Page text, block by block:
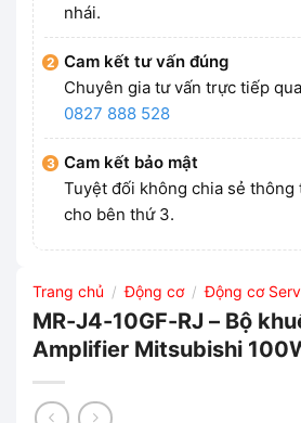
nhái.
Cam kết tư vấn đúng
Chuyên gia tư vấn trực tiếp
0827 888 528
Cam kết bảo mật
Tuyệt đối không chia sẻ thông
cho bên thứ 3.
Trang chủ / Động cơ / Động cơ
MR-J4-10GF-RJ – Bộ
Amplifier Mitsubishi